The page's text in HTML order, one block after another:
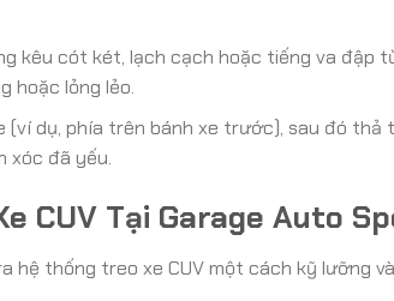
kêu cót két, lạch cạch hoặc tiếng va đập
hoặc lỏng lẻo.
(ví dụ, phía trên bánh xe trước), sau đó thả
xóc đã yếu.
CUV Tại Garage Auto
hệ thống treo xe CUV một cách kỹ lưỡng